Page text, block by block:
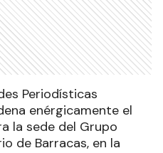
Periodísticas
enérgicamente el
la sede del Grupo
de Barracas, en la